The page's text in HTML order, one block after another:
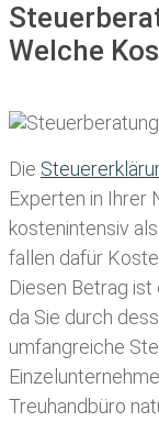
Welche
Die
Experten in Ihrer
kostenintensiv
fallen dafür
Diesen Betrag
da Sie durch
umfangreiche
Treuhandbüro